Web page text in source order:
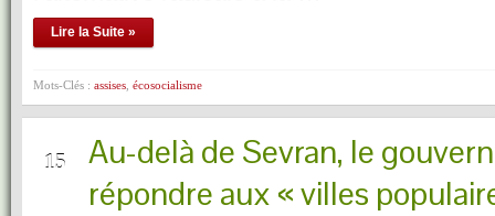
Lire la Suite »
Mots-Clés : assises écosocialisme
15
Au-delà de Sevran, le
répondre aux « villes